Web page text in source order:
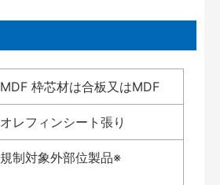
MDF 枠芯材は合板又はMDF
オレフィンシート張り
規制対象外部位製品※